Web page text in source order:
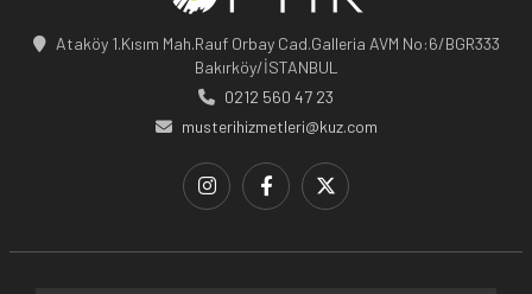
Ataköy 1.Kısım Mah.Rauf Orbay Cad.Galleria AVM No:6/BGR333
Bakırköy/İSTANBUL
0212 560 47 23
musterihizmetleri@kuz.com